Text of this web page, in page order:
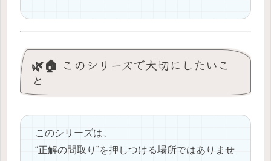
🌿🏠 このシリーズで大切にしたいこ
と
このシリーズは、
“正解の間取り”を押しつける場所ではありませ